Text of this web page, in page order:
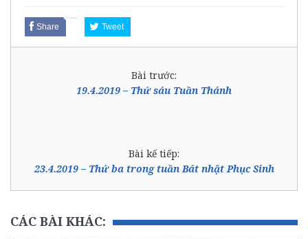
Share Tweet
Bài trước:
19.4.2019 – Thứ sáu Tuần Thánh
Bài kế tiếp:
23.4.2019 – Thứ ba trong tuần Bát nhật Phục Sinh
CÁC BÀI KHÁC: